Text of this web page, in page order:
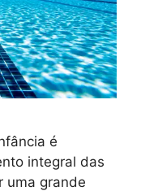
é
integral das
uma grande